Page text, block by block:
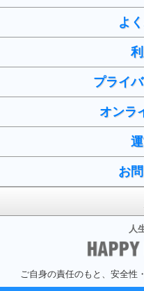
よ
プライ
オンラ
お
人
ご自身の責任のもと、安全性